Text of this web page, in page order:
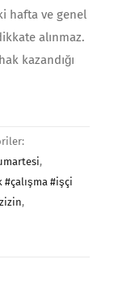
hafta ve genel
alınmaz.
kazandığı
,
#işçi
,